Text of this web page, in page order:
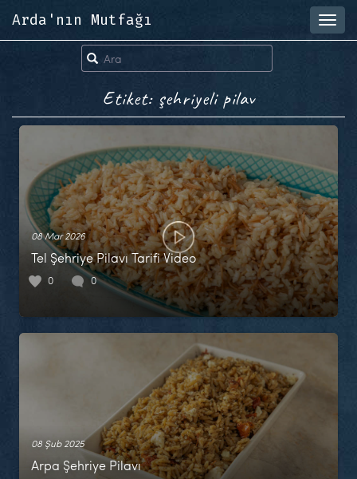
Arda'nın Mutfağı
Etiket: şehriyeli pilav
08 Mar 2026
Tel Şehriye Pilavı Tarifi Video
0 0
08 Şub 2025
Arpa Şehriye Pilavı